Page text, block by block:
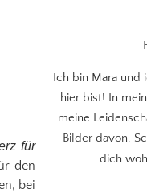
für
den
bei
Ich bin Mara und
hier bist! In
meine
Bilder davon.
dich